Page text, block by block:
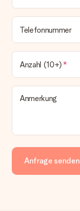
Telefonnummer
Anzahl (10+)
Anmerkung
Anfrage senden